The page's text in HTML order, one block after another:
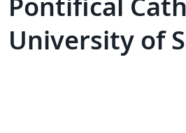
University of